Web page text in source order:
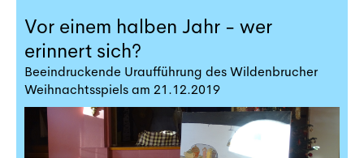
Vor einem halben Jahr - wer
erinnert sich?
Beeindruckende Uraufführung des Wildenbrucher
Weihnachtsspiels am 21.12.2019